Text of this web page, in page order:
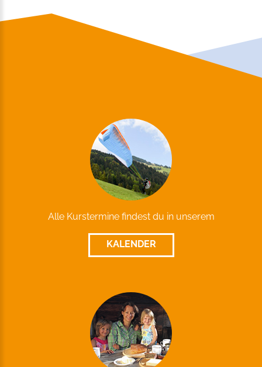
Alle Kurstermine findest du in unserem
KALENDER